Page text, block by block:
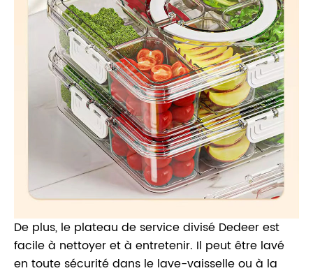
De plus, le plateau de service divisé Dedeer est
facile à nettoyer et à entretenir. Il peut être lavé
en toute sécurité dans le lave-vaisselle ou à la